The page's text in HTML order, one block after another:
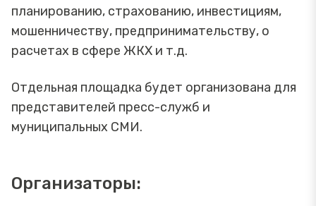
планированию, страхованию, инвестициям,
мошенничеству, предпринимательству, о
расчетах в сфере ЖКХ и т.д.
Отдельная площадка будет организована для
представителей пресс-служб и
муниципальных СМИ.
Организаторы: